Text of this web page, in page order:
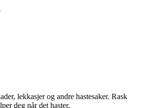
lekkasjer og andre hastesaker. Rask
deg når det haster.